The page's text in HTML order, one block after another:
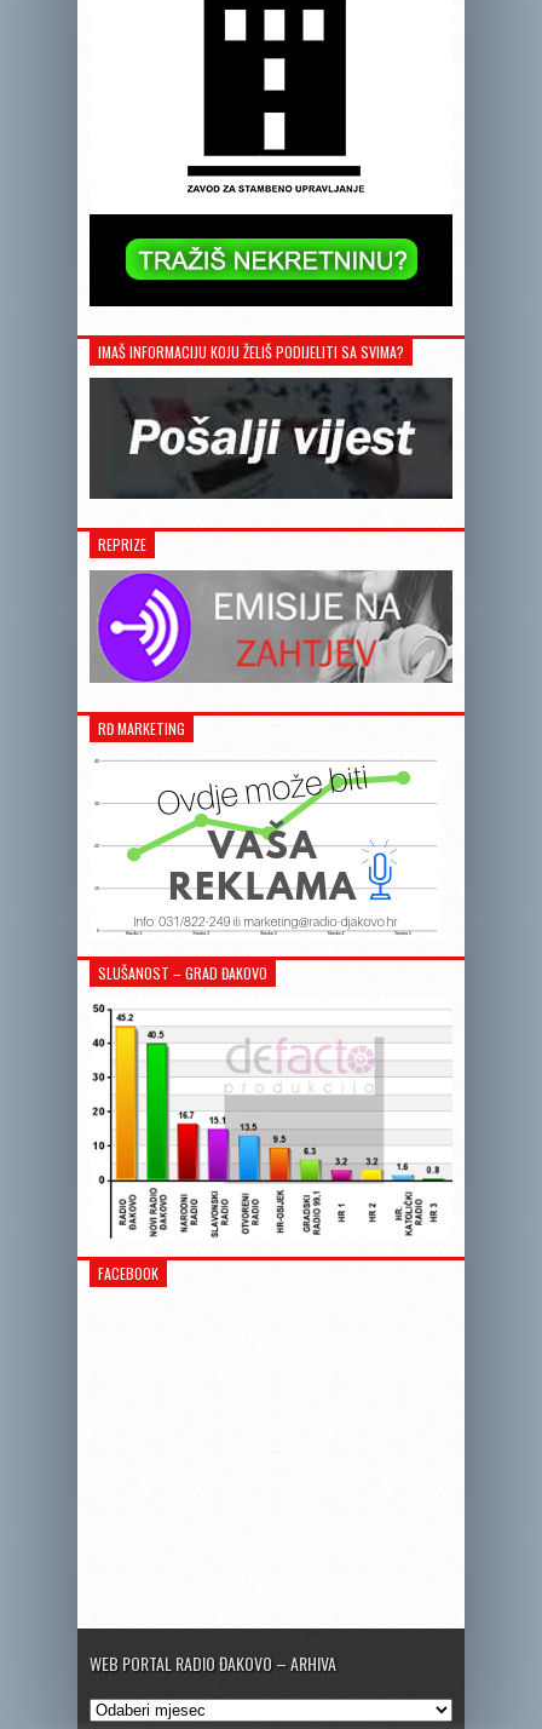
IMAŠ INFORMACIJU KOJU ŽELIŠ PODIJELITI SA SVIMA?
REPRIZE
RĐ MARKETING
SLUŠANOST – GRAD ĐAKOVO
FACEBOOK
WEB PORTAL RADIO ĐAKOVO – ARHIVA
Web